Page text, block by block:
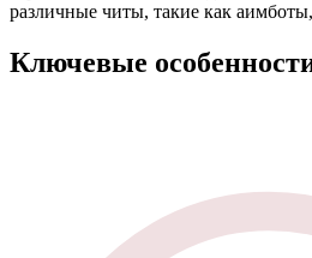
различные читы, такие как
Ключевые